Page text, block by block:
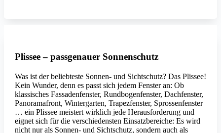
Plissee – passgenauer Sonnenschutz
Was ist der beliebteste Sonnen- und Sichtschutz? Das Plissee!
Kein Wunder, denn es passt sich jedem Fenster an: Ob
klassisches Fassadenfenster, Rundbogenfenster, Dachfenster,
Panoramafront, Wintergarten, Trapezfenster, Sprossenfenster
… ein Plissee meistert wirklich jede Herausforderung und
eignet sich für die verschiedensten Einsatzbereiche: Es wird
nicht nur als Sonnen- und Sichtschutz, sondern auch als